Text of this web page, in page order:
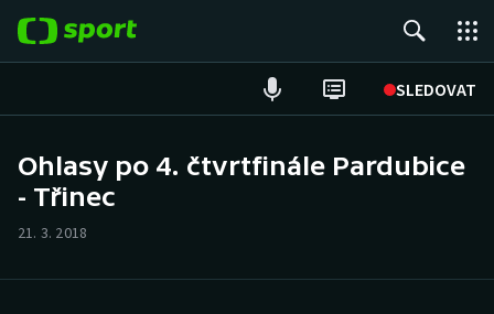
SLEDOVAT
Hokej
Ohlasy po 4. čtvrtfinále Pardubice
- Třinec
21. 3. 2018